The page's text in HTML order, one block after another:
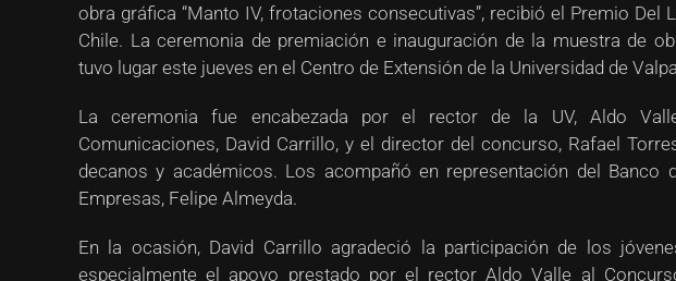
obra gráfica “Manto IV, frotaciones consecutivas”, recibió el Premio Del
Chile. La ceremonia de premiación e inauguración de la muestra de
tuvo lugar este jueves en el Centro de Extensión de la Universidad de
La ceremonia fue encabezada por el rector de la UV, Aldo
Comunicaciones, David Carrillo, y el director del concurso, Rafael
decanos y académicos. Los acompañó en representación del Banco
Empresas, Felipe Almeyda.
En la ocasión, David Carrillo agradeció la participación de los
especialmente el apoyo prestado por el rector Aldo Valle al